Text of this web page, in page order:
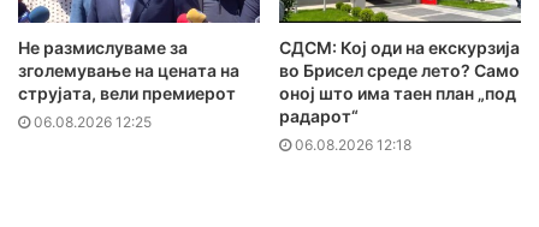
Не размислуваме за
зголемување на цената на
струјата, вели премиерот
06.08.2026 12:25
СДСМ: Кој оди на екскурзија
во Брисел среде лето? Само
оној што има таен план „под
радарот“
06.08.2026 12:18